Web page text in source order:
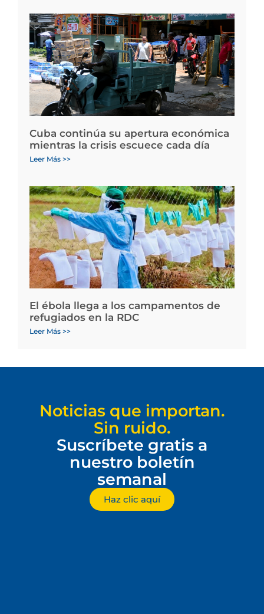
Cuba continúa su apertura económica
mientras la crisis escuece cada día
Leer Más >>
El ébola llega a los campamentos de
refugiados en la RDC
Leer Más >>
Noticias que importan.
Sin ruido.
Suscríbete gratis a
nuestro boletín
semanal
Haz clic aquí